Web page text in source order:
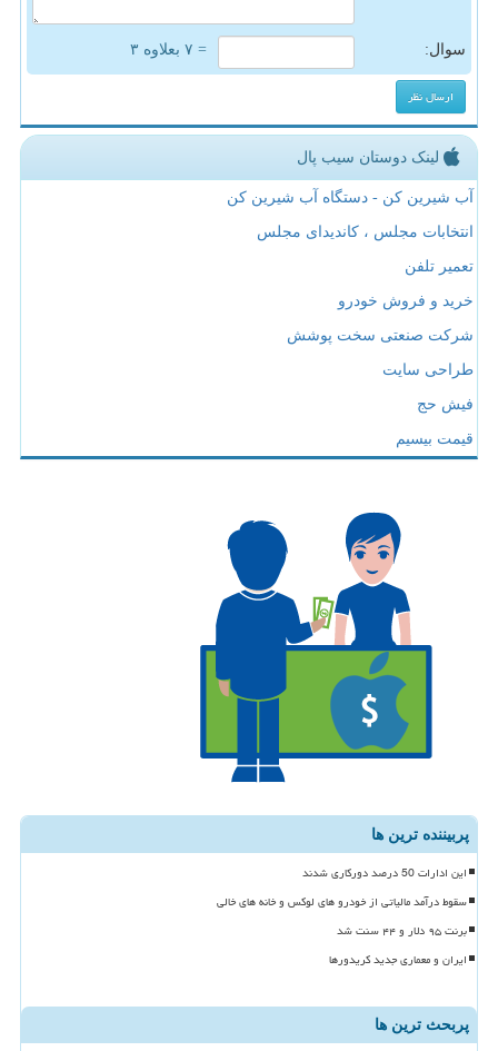
سوال: = ۷ بعلاوه ۳
لینک دوستان سیب پال
آب شیرین کن - دستگاه آب شیرین کن
انتخابات مجلس ، کاندیدای مجلس
تعمیر تلفن
خرید و فروش خودرو
شرکت صنعتی سخت پوشش
طراحی سایت
فیش حج
قیمت بیسیم
پربیننده ترین ها
این ادارات 50 درصد دورکاری شدند
سقوط درآمد مالیاتی از خودرو های لوکس و خانه های خالی
برنت ۹۵ دلار و ۴۴ سنت شد
ایران و معماری جدید کریدورها
پربحث ترین ها